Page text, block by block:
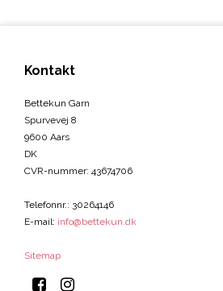
Kontakt
Bettekun Garn
Spurvevej 8
9600 Aars
DK
CVR-nummer: 43674706
Telefonnr.: 30264146
E-mail: info@bettekun.dk
Sitemap